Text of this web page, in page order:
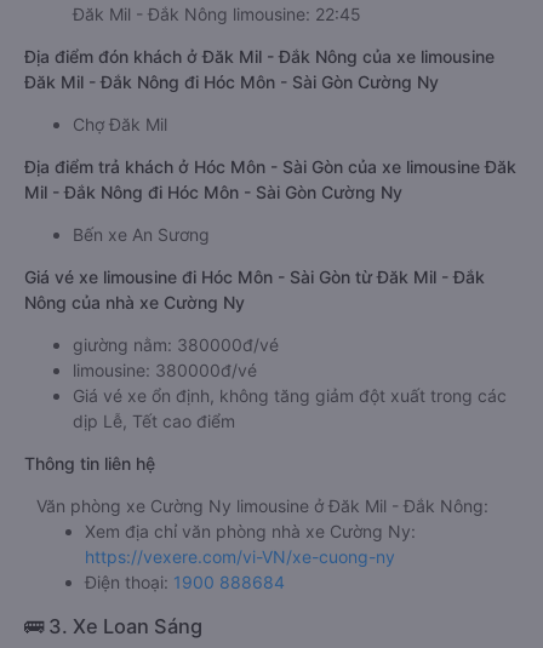
Đăk Mil - Đắk Nông limousine: 22:45
Địa điểm đón khách ở Đăk Mil - Đắk Nông của xe limousine
Đăk Mil - Đắk Nông đi Hóc Môn - Sài Gòn Cường Ny
Chợ Đăk Mil
Địa điểm trả khách ở Hóc Môn - Sài Gòn của xe limousine Đăk
Mil - Đắk Nông đi Hóc Môn - Sài Gòn Cường Ny
Bến xe An Sương
Giá vé xe limousine đi Hóc Môn - Sài Gòn từ Đăk Mil - Đắk
Nông của nhà xe Cường Ny
giường nằm: 380000đ/vé
limousine: 380000đ/vé
Giá vé xe ổn định, không tăng giảm đột xuất trong các
dịp Lễ, Tết cao điểm
Thông tin liên hệ
Văn phòng xe Cường Ny limousine ở Đăk Mil - Đắk Nông:
Xem địa chỉ văn phòng nhà xe Cường Ny:
https://vexere.com/vi-VN/xe-cuong-ny
Điện thoại: 1900 888684
🚌 3. Xe Loan Sáng